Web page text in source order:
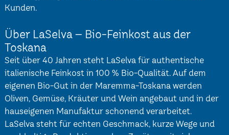
Kunden.
Über LaSelva – Bio-Feinkost aus der
Toskana
Seit über 40 Jahren steht LaSelva für authentische
italienische Feinkost in 100 % Bio-Qualität. Auf dem
eigenen Bio-Gut in der Maremma-Toskana werden
Oliven, Gemüse, Kräuter und Wein angebaut und in der
hauseigenen Manufaktur schonend verarbeitet.
LaSelva steht für echten Geschmack, kurze Wege und